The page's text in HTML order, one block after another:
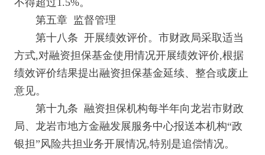
不得超过1.5%。
第五章 监督管理
第十八条 开展绩效评价。市财政局采取适当
方式,对融资担保基金使用情况开展绩效评价,根据
绩效评价结果提出融资担保基金延续、整合或废止
意见。
第十九条 融资担保机构每半年向龙岩市财政
局、龙岩市地方金融发展服务中心报送本机构“政
银担”风险共担业务开展情况,特别是追偿情况。